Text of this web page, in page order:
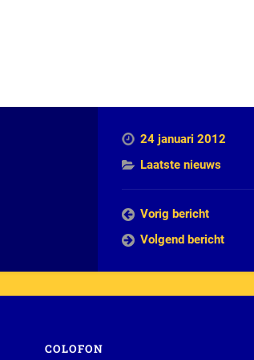
24 januari 2012
Laatste nieuws
Vorig bericht
Volgend bericht
COLOFON